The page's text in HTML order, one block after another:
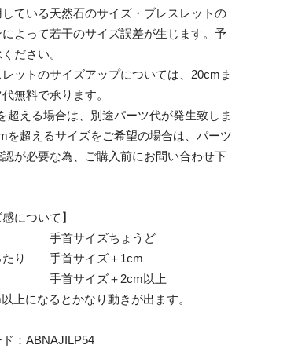
ている天然石のサイズ・ブレスレットの
よって若干のサイズ誤差が生じます。予
ださい。
レットのサイズアップについては、20cmま
無料で承ります。
超える場合は、別途パーツ代が発生致しま
を超えるサイズをご希望の場合は、パーツ
が必要な為、ご購入前にお問い合わせ下
感について】
手首サイズちょうど
たり 手首サイズ＋1cm
手首サイズ＋2cm以上
上になるとかなり動きが出ます。
：ABNAJILP54